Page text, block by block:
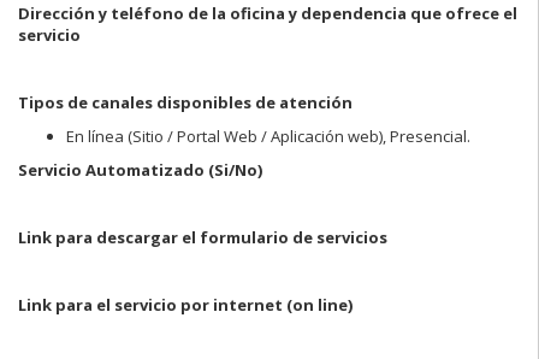
Dirección y teléfono de la oficina y dependencia que ofrece el
servicio
Tipos de canales disponibles de atención
En línea (Sitio / Portal Web / Aplicación web), Presencial.
Servicio Automatizado (Si/No)
Link para descargar el formulario de servicios
Link para el servicio por internet (on line)